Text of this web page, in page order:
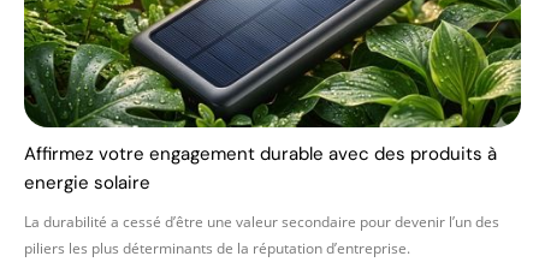
Affirmez votre engagement durable avec des produits à
energie solaire
La durabilité a cessé d’être une valeur secondaire pour devenir l’un des
piliers les plus déterminants de la réputation d’entreprise.